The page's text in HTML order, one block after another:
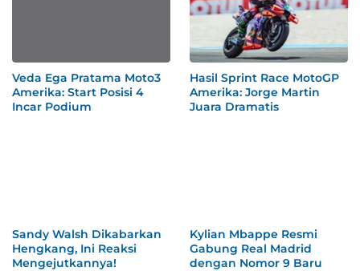
Veda Ega Pratama Moto3
Amerika: Start Posisi 4
Incar Podium
Hasil Sprint Race MotoGP
Amerika: Jorge Martin
Juara Dramatis
Sandy Walsh Dikabarkan
Hengkang, Ini Reaksi
Mengejutkannya!
Kylian Mbappe Resmi
Gabung Real Madrid
dengan Nomor 9 Baru